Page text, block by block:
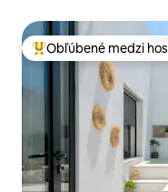
Najobľúbenejšie
Obľúbené medzi